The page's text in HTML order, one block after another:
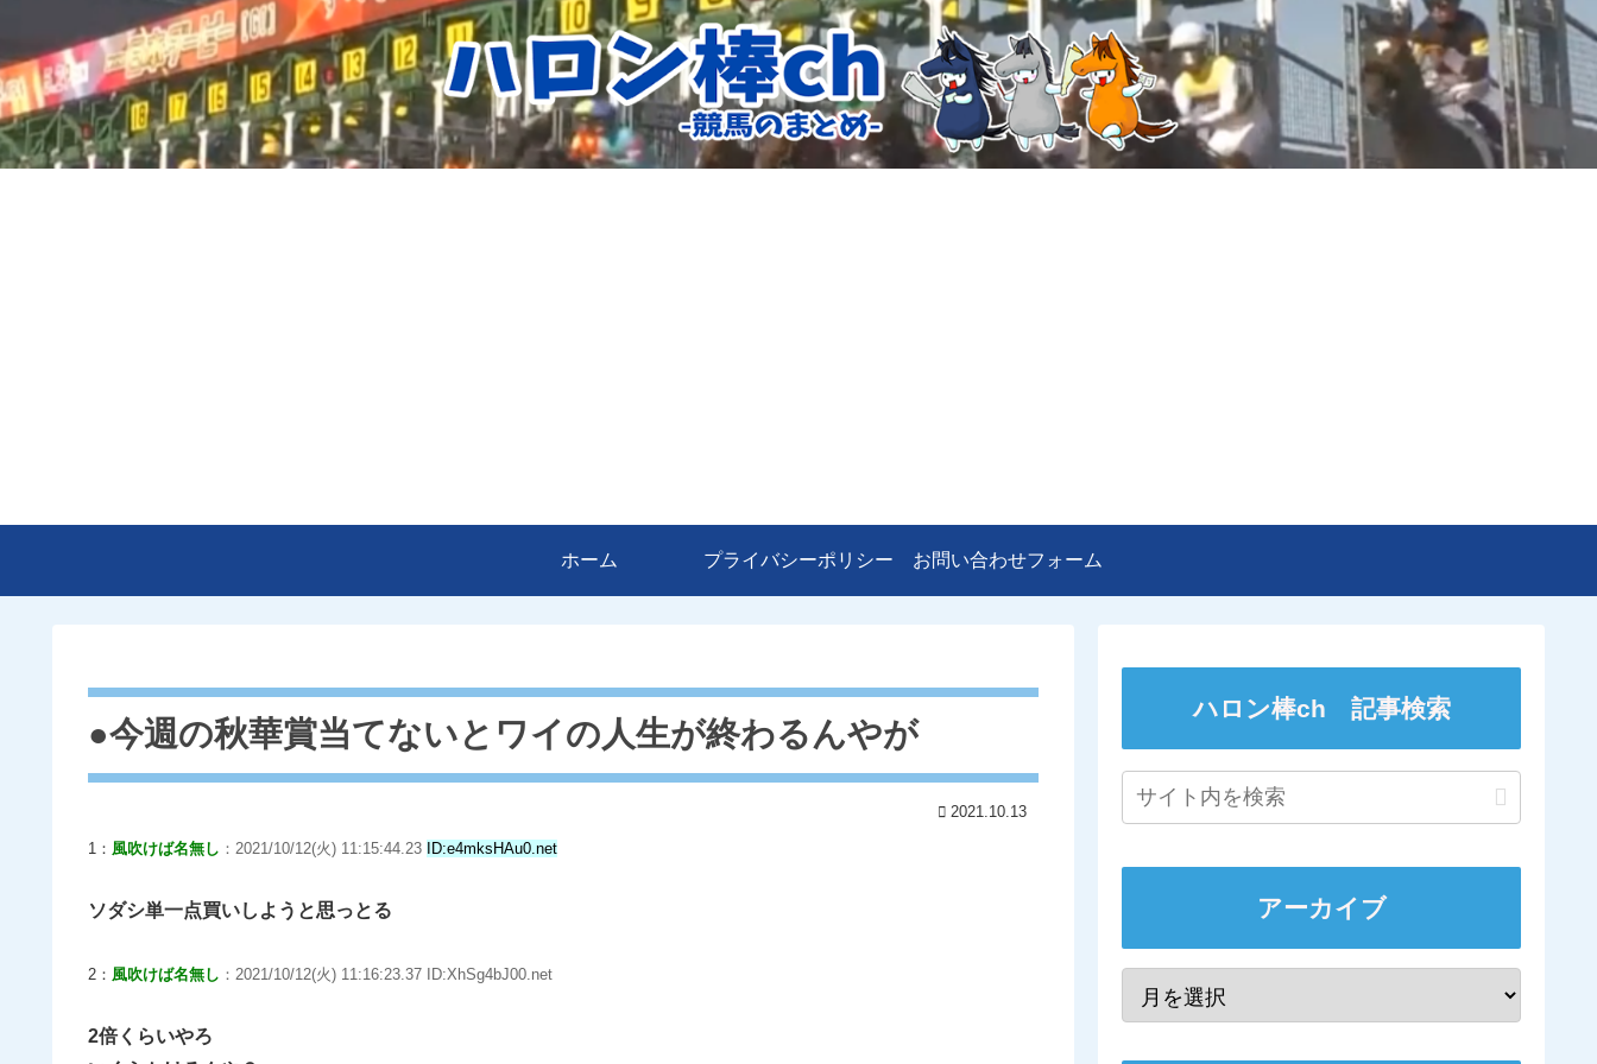
ホーム プライバシーポリシー お問い合わせフォーム
●今週の秋華賞当てないとワイの人生が終わるんやが
2021.10.13
1： 風吹けば名無し ：2021/10/12(火) 11:15:44.23 ID:e4mksHAu0.net
ソダシ単一点買いしようと思っとる
2： 風吹けば名無し ：2021/10/12(火) 11:16:23.37 ID:XhSg4bJ00.net
2倍くらいやろ
ハロン棒ch 記事検索
アーカイブ